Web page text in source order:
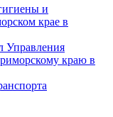
и
крае в
Управления
краю в